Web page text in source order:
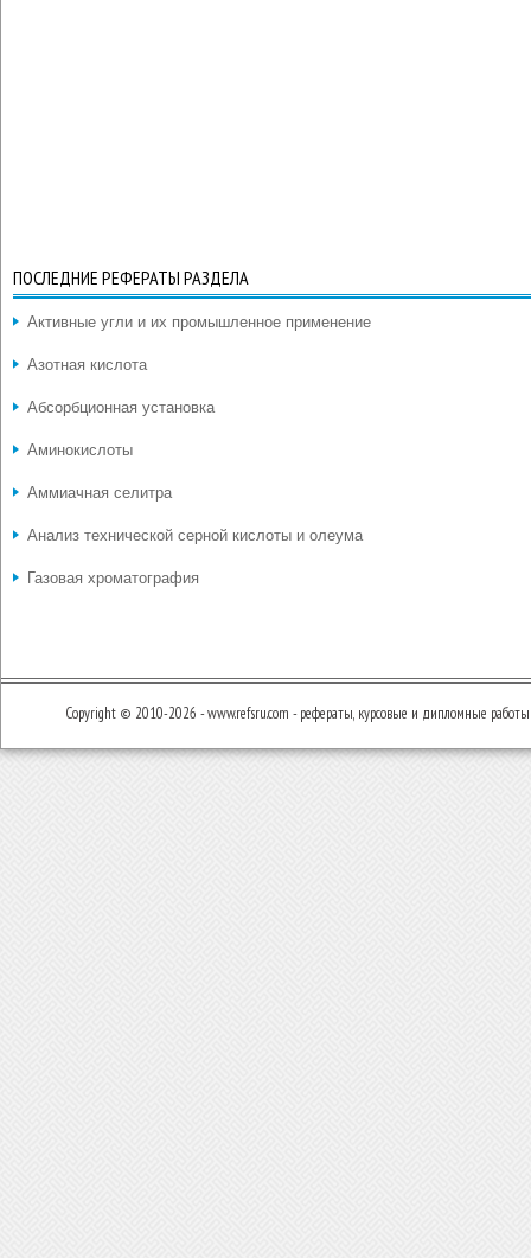
ПОСЛЕДНИЕ РЕФЕРАТЫ РАЗДЕЛА
Активные угли и их промышленное применение
Азотная кислота
Абсорбционная установка
Аминокислоты
Аммиачная селитра
Анализ технической серной кислоты и олеума
Газовая хроматография
Copyright © 2010-2026 - www.refsru.com - рефераты, курсовые и дипломные работы